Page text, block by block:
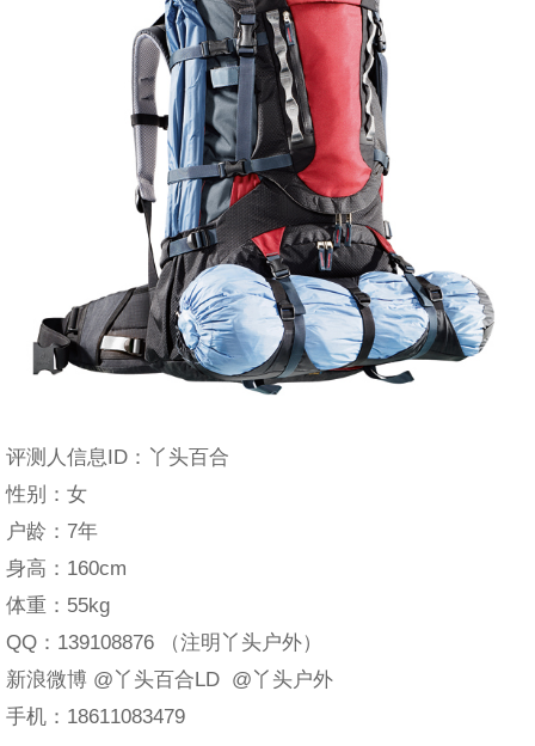
评测人信息ID：丫头百合
性别：女
户龄：7年
身高：160cm
体重：55kg
QQ：139108876 （注明丫头户外）
新浪微博 @丫头百合LD @丫头户外
手机：18611083479